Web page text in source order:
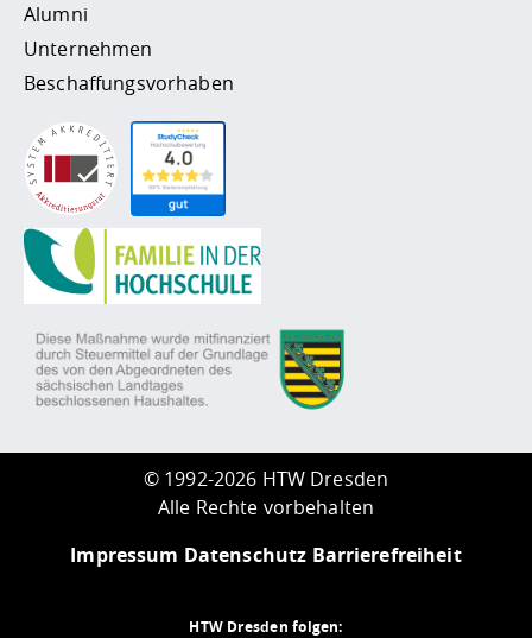
Alumni
Unternehmen
Beschaffungsvorhaben
© 1992-2026 HTW Dresden
Alle Rechte vorbehalten
Impressum Datenschutz Barrierefreiheit
HTW Dresden folgen: